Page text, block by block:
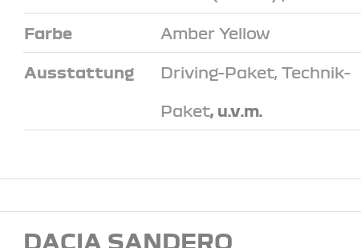
Farbe Amber Yellow
Ausstattung Driving-Paket, Technik-
Paket, u.v.m.
DACIA SANDERO